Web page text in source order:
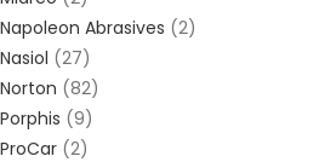
Napoleon Abrasives (2)
Nasiol (27)
Norton (82)
Porphis (9)
ProCar (2)